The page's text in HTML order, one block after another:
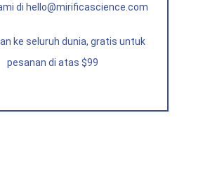
di hello@mirificascience.com
ke seluruh dunia, gratis untuk
pesanan di atas $99